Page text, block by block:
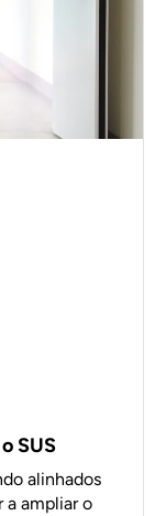
SUS
alinhados
a ampliar o